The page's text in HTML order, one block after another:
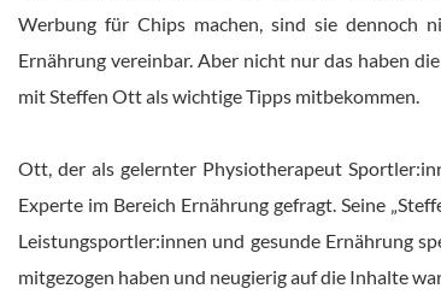
Werbung für Chips machen, sind sie dennoch
Ernährung vereinbar. Aber nicht nur das haben
mit Steffen Ott als wichtige Tipps mitbekommen.
Ott, der als gelernter Physiotherapeut
Experte im Bereich Ernährung gefragt. Seine
Leistungsportler:innen und gesunde Ernährung
mitgezogen haben und neugierig auf die Inhalte